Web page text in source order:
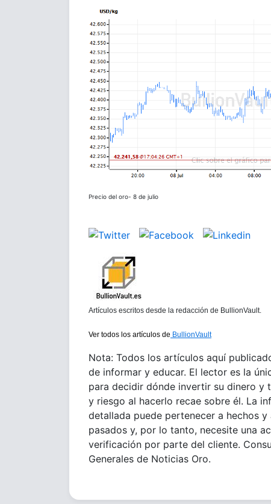
Precio del oro- 8 de julio
Artículos escritos desde la redacción de BullionVault.
Ver todos los artículos de BullionVault
Nota: Todos los artículos aquí
de informar y educar. El lector es la
para decidir dónde invertir su dinero y
y riesgo al hacerlo recae sobre él. La
detallada puede pertenecer a hechos
pasados y, por lo tanto, necesite una
verificación por parte del cliente.
Generales de Noticias Oro.